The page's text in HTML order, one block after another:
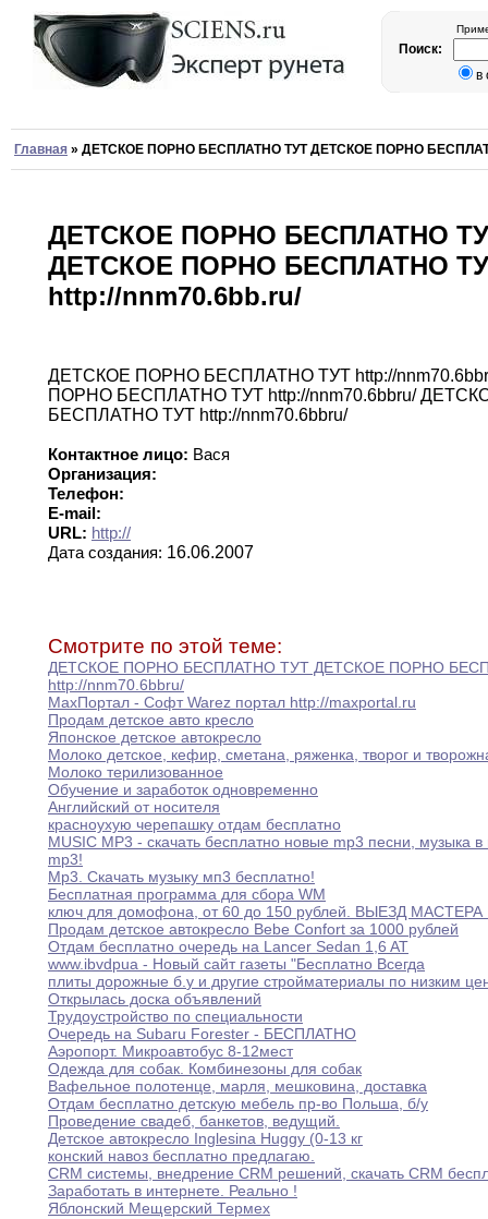
Поиск:
в
Главная » ДЕТСКОЕ ПОРНО БЕСПЛАТНО ТУТ ДЕТСКОЕ ПОРНО
ДЕТСКОЕ ПОРНО БЕСПЛАТНО
ДЕТСКОЕ ПОРНО БЕСПЛАТНО
http://nnm70.6bb.ru/
ДЕТСКОЕ ПОРНО БЕСПЛАТНО ТУТ http://nnm70.6bb
ПОРНО БЕСПЛАТНО ТУТ http://nnm70.6bbru/
БЕСПЛАТНО ТУТ http://nnm70.6bbru/
Контактное лицо: Вася
Организация:
Телефон:
E-mail:
URL: http://
Дата создания: 16.06.2007
Смотрите по этой теме:
ДЕТСКОЕ ПОРНО БЕСПЛАТНО ТУТ ДЕТСКОЕ ПОРНО
http://nnm70.6bbru/
MaxПортал - Софт Warez портал http://maxportal.ru
Продам детское авто кресло
Японское детское автокресло
Молоко детское, кефир, сметана, ряженка, творог и
Молоко терилизованное
Обучение и заработок одновременно
Английский от носителя
красноухую черепашку отдам бесплатно
MUSIC MP3 - скачать бесплатно новые mp3 песни, музыка в
mp3!
Mp3. Скачать музыку мп3 бесплатно!
Бесплатная программа для сбора WM
ключ для домофона, от 60 до 150 рублей. ВЫЕЗД МАСТЕРА
Продам детское автокресло Bebe Confort за 1000 рублей
Отдам бесплатно очередь на Lancer Sedan 1,6 AT
www.ibvdpua - Новый сайт газеты "Бесплатно Всегда
плиты дорожные б.у и другие стройматериалы по низким
Открылась доска объявлений
Трудоустройство по специальности
Очередь на Subaru Forester - БЕСПЛАТНО
Аэропорт. Микроавтобус 8-12мест
Одежда для собак. Комбинезоны для собак
Вафельное полотенце, марля, мешковина, доставка
Отдам бесплатно детскую мебель пр-во Польша, б/у
Проведение свадеб, банкетов, ведущий.
Детское автокресло Inglesina Huggy (0-13 кг
конский навоз бесплатно предлагаю.
CRM системы, внедрение CRM решений, скачать CRM
Заработать в интернете. Реально !
Яблонский Мещерский Термех